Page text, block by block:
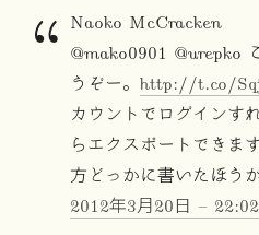
Naoko McCracken
@mako0901 @urepko
うぞー。 http://t.co/
カウントでログインす
らエクスポートできま
方どっかに書いたほう
2012年3月20日 – 22:02